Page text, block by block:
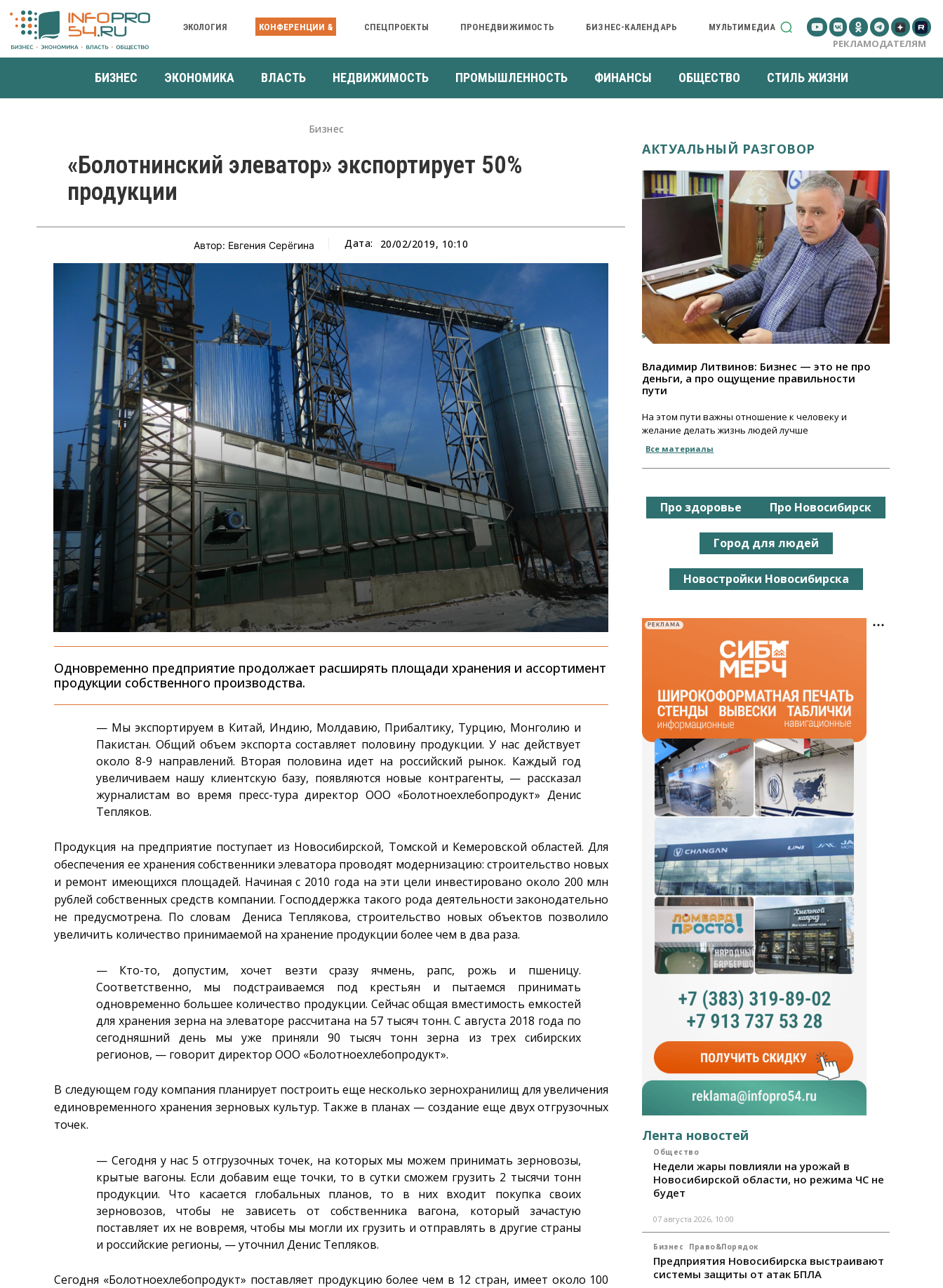
ЭКОЛОГИЯ КОНФЕРЕНЦИИ & СПЕЦПРОЕКТЫ ПРОНЕДВИЖИМОСТЬ БИЗНЕС-КАЛЕНДАРЬ МУЛЬТИМЕДИА
РЕКЛАМОДАТЕЛЯМ
БИЗНЕС ЭКОНОМИКА ВЛАСТЬ НЕДВИЖИМОСТЬ ПРОМЫШЛЕННОСТЬ ФИНАНСЫ ОБЩЕСТВО СТИЛЬ ЖИЗНИ
Бизнес
«Болотнинский элеватор» экспортирует 50%
продукции
Автор: Евгения Серёгина Дата: 20/02/2019, 10:10
Одновременно предприятие продолжает расширять площади хранения и ассортимент
продукции собственного производства.
— Мы экспортируем в Китай, Индию, Молдавию, Прибалтику, Турцию, Монголию и
Пакистан. Общий объем экспорта составляет половину продукции. У нас действует
около 8-9 направлений. Вторая половина идет на российский рынок. Каждый год
увеличиваем нашу клиентскую базу, появляются новые контрагенты, — рассказал
журналистам во время пресс-тура директор ООО «Болотноехлебопродукт» Денис
Тепляков.
Продукция на предприятие поступает из Новосибирской, Томской и Кемеровской областей. Для
обеспечения ее хранения собственники элеватора проводят модернизацию: строительство новых
и ремонт имеющихся площадей. Начиная с 2010 года на эти цели инвестировано около 200 млн
рублей собственных средств компании. Господдержка такого рода деятельности законодательно
не предусмотрена. По словам Дениса Теплякова, строительство новых объектов позволило
увеличить количество принимаемой на хранение продукции более чем в два раза.
— Кто-то, допустим, хочет везти сразу ячмень, рапс, рожь и пшеницу.
Соответственно, мы подстраиваемся под крестьян и пытаемся принимать
одновременно большее количество продукции. Сейчас общая вместимость емкостей
для хранения зерна на элеваторе рассчитана на 57 тысяч тонн. С августа 2018 года по
сегодняшний день мы уже приняли 90 тысяч тонн зерна из трех сибирских
регионов, — говорит директор ООО «Болотноехлебопродукт».
В следующем году компания планирует построить еще несколько зернохранилищ для увеличения
единовременного хранения зерновых культур. Также в планах — создание еще двух отгрузочных
точек.
— Сегодня у нас 5 отгрузочных точек, на которых мы можем принимать зерновозы,
крытые вагоны. Если добавим еще точки, то в сутки сможем грузить 2 тысячи тонн
продукции. Что касается глобальных планов, то в них входит покупка своих
зерновозов, чтобы не зависеть от собственника вагона, который зачастую
поставляет их не вовремя, чтобы мы могли их грузить и отправлять в другие страны
и российские регионы, — уточнил Денис Тепляков.
Сегодня «Болотноехлебопродукт» поставляет продукцию более чем в 12 стран, имеет около 100
АКТУАЛЬНЫЙ РАЗГОВОР
Владимир Литвинов: Бизнес — это не про
деньги, а про ощущение правильности
пути
На этом пути важны отношение к человеку и
желание делать жизнь людей лучше
Все материалы
Про здоровье Про Новосибирск
Город для людей
Новостройки Новосибирска
РЕКЛАМА
Лента новостей
Общество
Недели жары повлияли на урожай в
Новосибирской области, но режима ЧС не
будет
07 августа 2026, 10:00
Бизнес Право&Порядок
Предприятия Новосибирска выстраивают
системы защиты от атак БПЛА